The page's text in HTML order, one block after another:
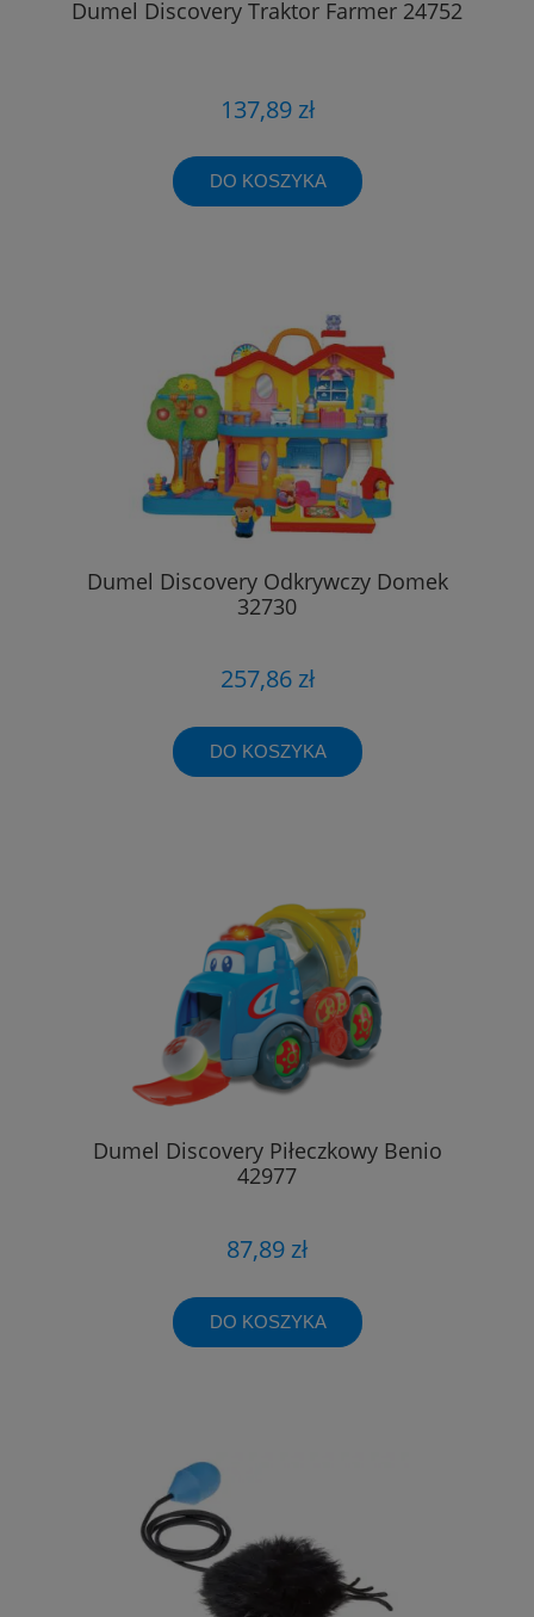
Dumel Discovery Traktor Farmer 24752
137,89 zł
DO KOSZYKA
Dumel Discovery Odkrywczy Domek
32730
257,86 zł
DO KOSZYKA
Dumel Discovery Piłeczkowy Benio
42977
87,89 zł
DO KOSZYKA